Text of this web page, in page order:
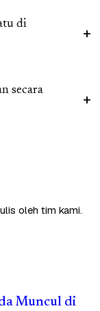
di
secara
oleh tim kami.
Muncul di